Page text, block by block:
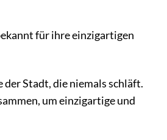
für ihre einzigartigen
der Stadt, die niemals schläft.
um einzigartige und